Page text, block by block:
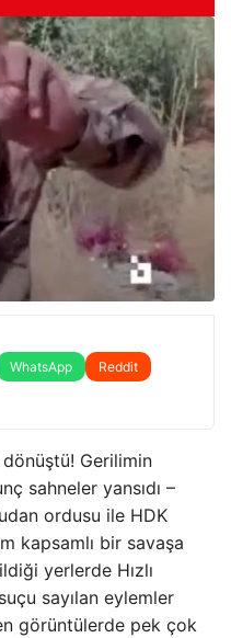
WhatsApp
Reddit
dönüştü! Gerilimin
sahneler yansıdı –
ordusu ile HDK
kapsamlı bir savaşa
yerlerde Hızlı
sayılan eylemler
görüntülerde pek çok